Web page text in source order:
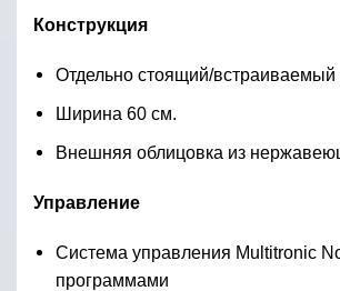
Конструкция
Отдельно стоящий/встраиваемый
Ширина 60 см.
Внешняя облицовка из
Управление
Система управления Multitronic
программами